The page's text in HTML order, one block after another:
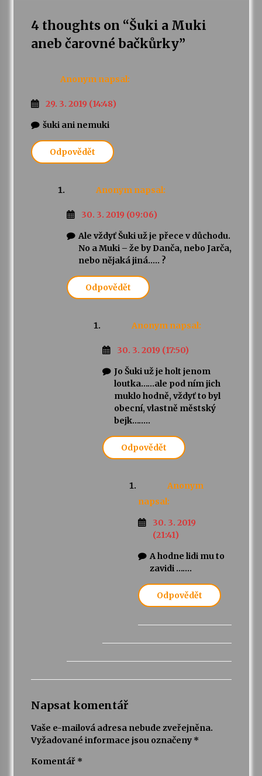
4 thoughts on “Šuki a Muki
aneb čarovné bačkůrky”
Anonym napsal:
29. 3. 2019 (14:48)
šuki ani nemuki
Odpovědět
Anonym napsal:
30. 3. 2019 (09:06)
Ale vždyť Šuki už je přece v důchodu.
No a Muki – že by Danča, nebo Jarča,
nebo nějaká jiná….. ?
Odpovědět
Anonym napsal:
30. 3. 2019 (17:50)
Jo Šuki už je holt jenom
loutka……ale pod ním jich
muklo hodně, vždyť to byl
obecní, vlastně městský
bejk……..
Odpovědět
Anonym
napsal:
30. 3. 2019
(21:41)
A hodne lidi mu to
zavidi …….
Odpovědět
Napsat komentář
Vaše e-mailová adresa nebude zveřejněna.
Vyžadované informace jsou označeny *
Komentář *